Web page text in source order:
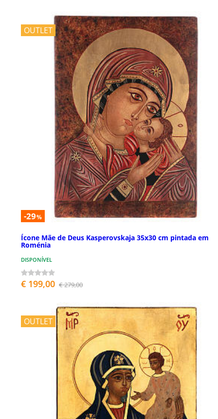
OUTLET
-29%
Ícone Mãe de Deus Kasperovskaja 35x30 cm pintada em
Roménia
DISPONÍVEL
€ 199,00 € 279,00
OUTLET